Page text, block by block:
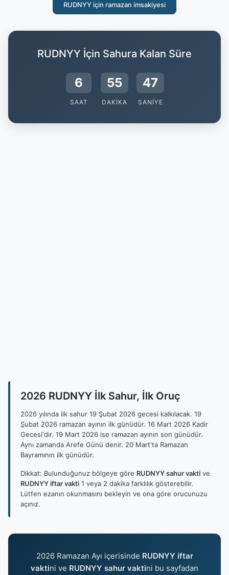
RUDNYY için ramazan imsakiyesi
RUDNYY İçin Sahura Kalan Süre
6
SAAT
55
DAKIKA
47
SANIYE
2026 RUDNYY İlk Sahur, İlk Oruç
2026 yılında ilk sahur 19 Şubat 2026 gecesi kalkılacak. 19
Şubat 2026 ramazan ayının ilk günüdür. 16 Mart 2026 Kadir
Gecesi'dir. 19 Mart 2026 ise ramazan ayının son günüdür.
Aynı zamanda Arefe Günü denir. 20 Mart'ta Ramazan
Bayramının ilk günüdür.
Dikkat: Bulunduğunuz bölgeye göre RUDNYY sahur vakti ve
RUDNYY iftar vakti 1 veya 2 dakika farklılık gösterebilir.
Lütfen ezanın okunmasını bekleyin ve ona göre orucunuzu
açınız.
2026 Ramazan Ayı içerisinde RUDNYY iftar
vaktini ve RUDNYY sahur vaktini bu sayfadan